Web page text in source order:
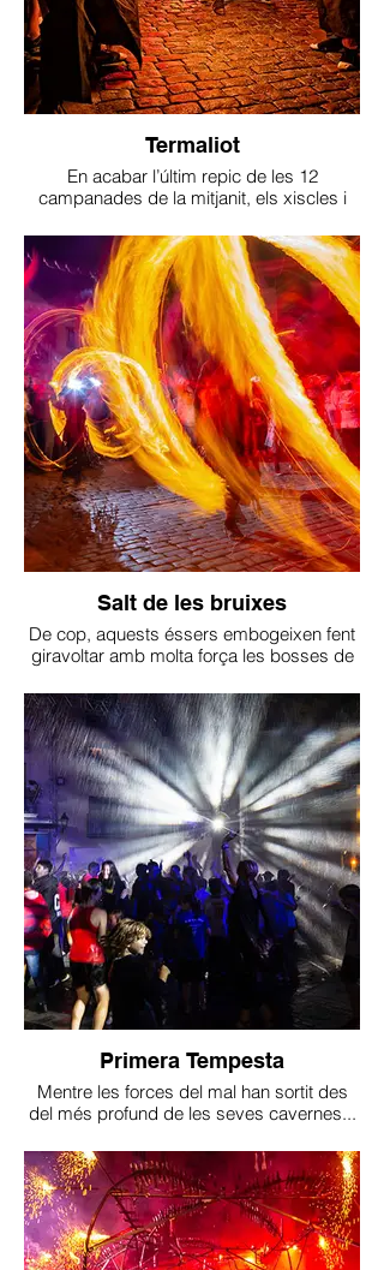
Termaliot
En acabar l’últim repic de les 12
campanades de la mitjanit, els xiscles i
propers...
Salt de les bruixes
De cop, aquests éssers embogeixen fent
giravoltar amb molta força les bosses de
escandalosament.
Primera Tempesta
Mentre les forces del mal han sortit des
del més profund de les seves cavernes...